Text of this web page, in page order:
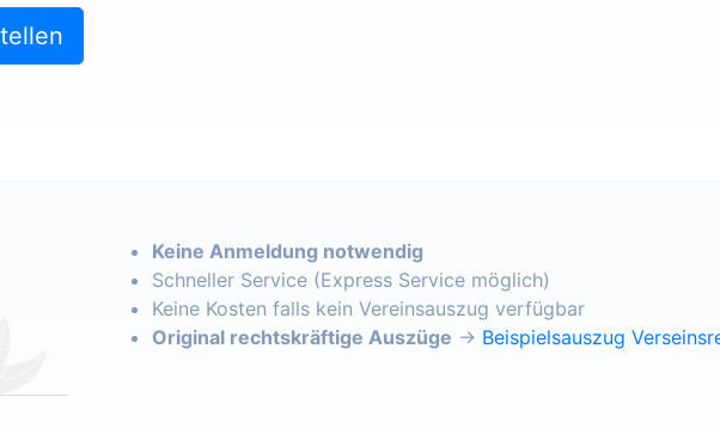
Keine Anmeldung notwendig
Schneller Service (Express Service möglich)
Keine Kosten falls kein Vereinsauszug verfügbar
Original rechtskräftige Auszüge → Beispielsauszug